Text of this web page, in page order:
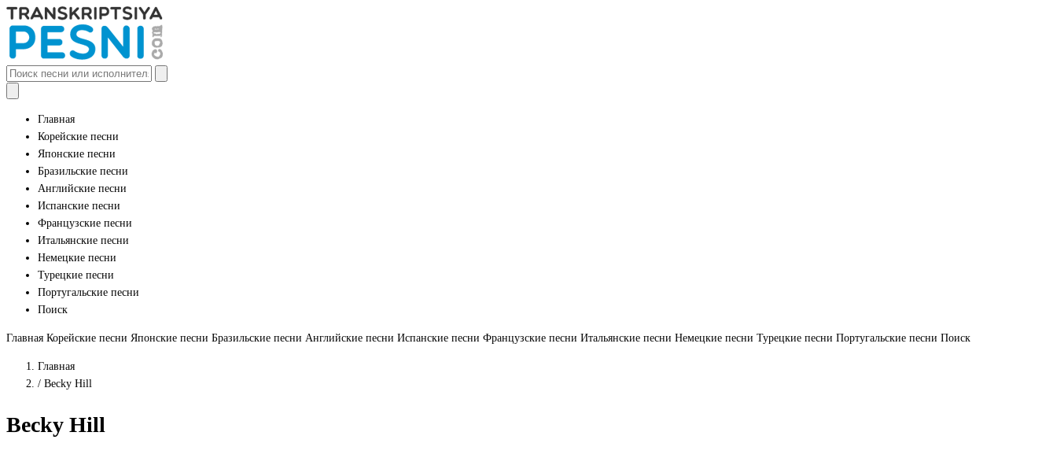
Главная
Корейские песни
Японские песни
Бразильские песни
Английские песни
Испанские песни
Французские песни
Итальянские песни
Немецкие песни
Турецкие песни
Португальские песни
Поиск
Главная Корейские песни Японские песни Бразильские песни Английские песни Испанские песни Французские песни Итальянские песни Немецкие песни Турецкие песни Португальские песни Поиск
Главная
/ Becky Hill
Becky Hill